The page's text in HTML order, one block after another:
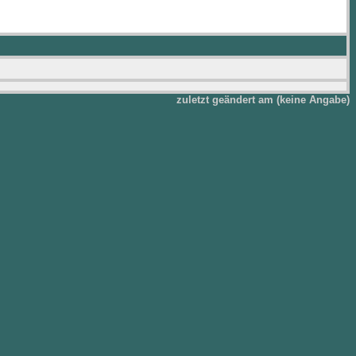
zuletzt geändert am (keine Angabe)